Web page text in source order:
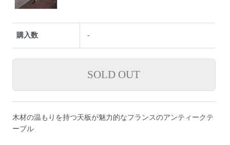
購入数 -
木材の温もりを持つ天板が魅力的なフランスのアンティークテ
ーブル